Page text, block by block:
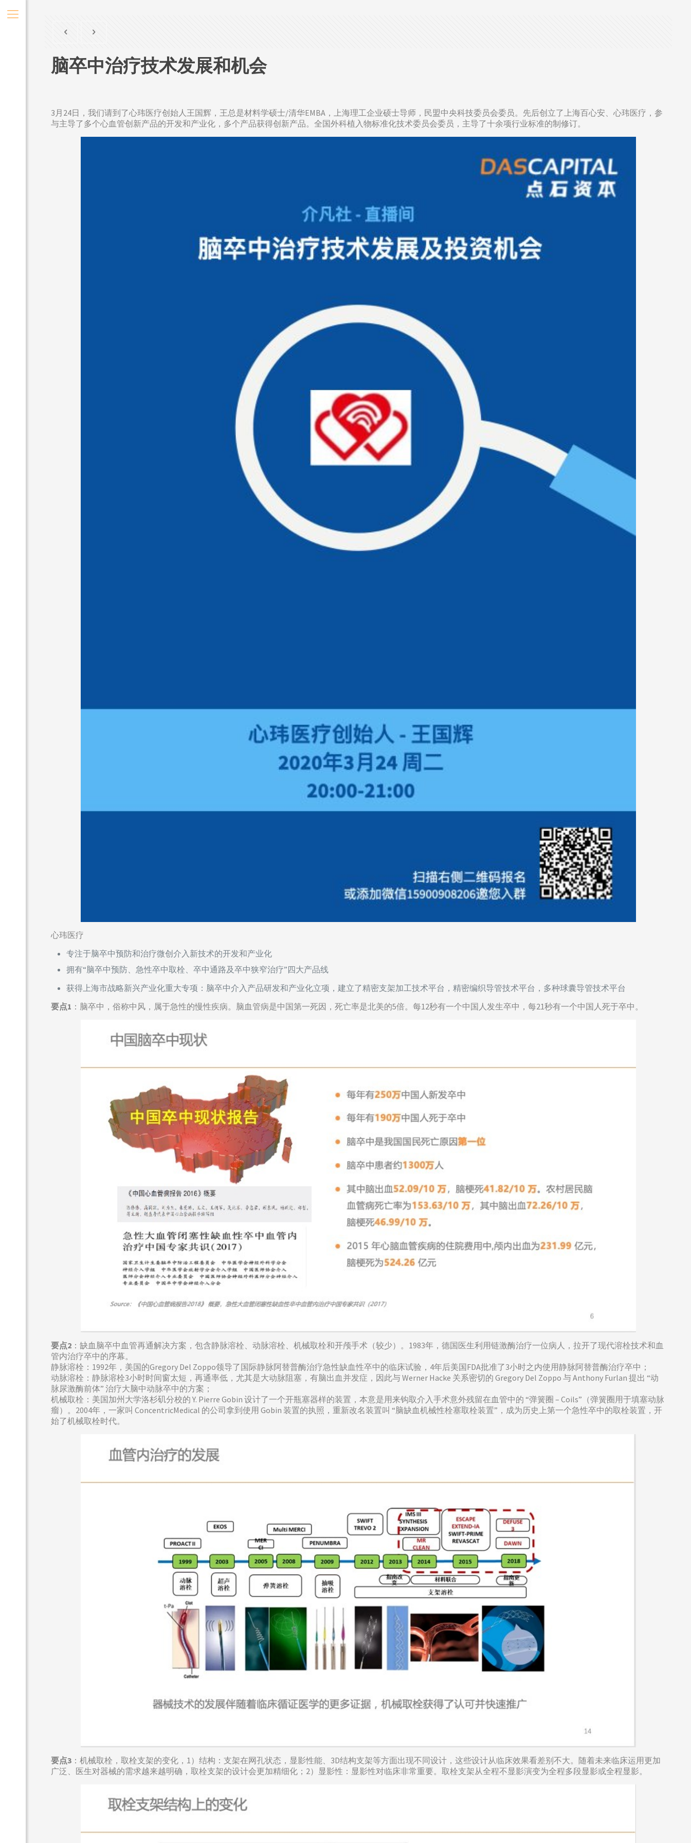
脑卒中治疗技术发展和机会
3月24日，我们请到了心玮医疗创始人王国辉，王总是材料学硕士/清华EMBA，上海理工企业硕士导师，民盟中央科技委员会委员。先后创立了上海百心安、心玮医疗，参
与主导了多个心血管创新产品的开发和产业化，多个产品获得创新产品。全国外科植入物标准化技术委员会委员，主导了十余项行业标准的制修订。
心玮医疗
专注于脑卒中预防和治疗微创介入新技术的开发和产业化
拥有“脑卒中预防、急性卒中取栓、卒中通路及卒中狭窄治疗”四大产品线
获得上海市战略新兴产业化重大专项：脑卒中介入产品研发和产业化立项，建立了精密支架加工技术平台，精密编织导管技术平台，多种球囊导管技术平台
要点1 ：脑卒中，俗称中风，属于急性的慢性疾病。脑血管病是中国第一死因，死亡率是北美的5倍。每12秒有一个中国人发生卒中，每21秒有一个中国人死于卒中。
要点2 ：缺血脑卒中血管再通解决方案，包含静脉溶栓、动脉溶栓、机械取栓和开颅手术（较少）。1983年，德国医生利用链激酶治疗一位病人，拉开了现代溶栓技术和血
管内治疗卒中的序幕。
静脉溶栓：1992年，美国的Gregory Del Zoppo领导了国际静脉阿替普酶治疗急性缺血性卒中的临床试验，4年后美国FDA批准了3小时之内使用静脉阿替普酶治疗卒中；
动脉溶栓：静脉溶栓3小时时间窗太短，再通率低，尤其是大动脉阻塞，有脑出血并发症，因此与 Werner Hacke 关系密切的 Gregory Del Zoppo 与 Anthony Furlan 提出 “动
脉尿激酶前体” 治疗大脑中动脉卒中的方案；
机械取栓：美国加州大学洛杉矶分校的 Y. Pierre Gobin 设计了一个开瓶塞器样的装置，本意是用来钩取介入手术意外残留在血管中的 “弹簧圈 – Coils”（弹簧圈用于填塞动脉
瘤）。2004年，一家叫 ConcentricMedical 的公司拿到使用 Gobin 装置的执照，重新改名装置叫 “脑缺血机械性栓塞取栓装置”，成为历史上第一个急性卒中的取栓装置，开
始了机械取栓时代。
要点3 ：机械取栓，取栓支架的变化，1）结构：支架在网孔状态，显影性能、3D结构支架等方面出现不同设计，这些设计从临床效果看差别不大。随着未来临床运用更加
广泛、医生对器械的需求越来越明确，取栓支架的设计会更加精细化；2）显影性：显影性对临床非常重要。取栓支架从全程不显影演变为全程多段显影或全程显影。